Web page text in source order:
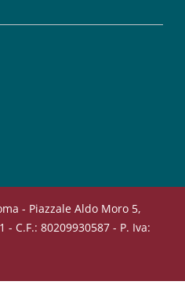
- Piazzale Aldo Moro 5,
- C.F.: 80209930587 - P. Iva: